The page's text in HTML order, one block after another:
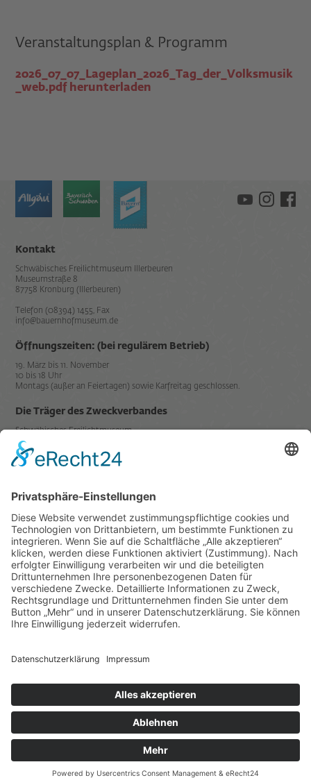
Veranstaltungsplan & Programm
2026_07_07_Lageplan_2026_Tag_der_Volksmusik
_web.pdf herunterladen
Kontakt
Schwäbisches Freilichtmuseum Illerbeuren
Museumstraße 8
87758 Kronburg (Illerbeuren)
Telefon (08394) 1455, Fax
info@bauernhofmuseum.de
Öffnungszeiten: (bei regulärem Betrieb)
19. März bis 11. November
10 bis 18 Uhr
Montags (außer an Feiertagen) sowie Karfreitag geschlossen.
Die Träger des Zweckverbandes
Schwäbisches Freilichtmuseum
Illerbeuren sind der
Datenschutz
Impressum
Links